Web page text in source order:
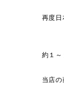
↓
再度
約１～
当店